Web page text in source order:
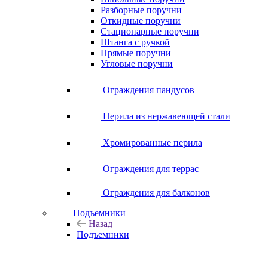
Разборные поручни
Откидные поручни
Стационарные поручни
Штанга с ручкой
Прямые поручни
Угловые поручни
Ограждения пандусов
Перила из нержавеющей стали
Хромированные перила
Ограждения для террас
Ограждения для балконов
Подъемники
Назад
Подъемники